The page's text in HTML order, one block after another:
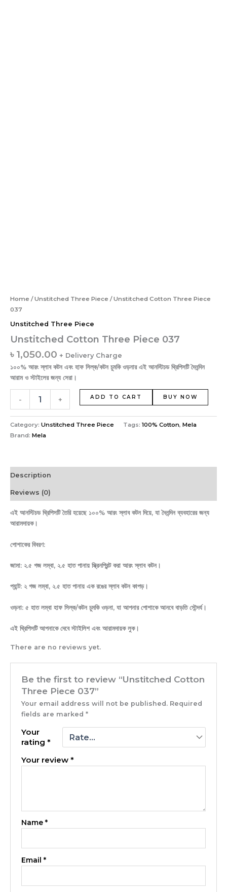
Home /Unstitched Three Piece / Unstitched Cotton Three Piece
037
Unstitched Three Piece
Unstitched Cotton Three Piece 037
৳ 1,050.00 + Delivery Charge
১০০% আরং স্লাব কটন এবং হাফ সিল্ক/কটন চুমকি ওড়নার এই আনস্টিচড থ্রিপিসটি দৈনন্দিন
আরাম ও স্টাইলের জন্য সেরা।
- + ADD TO CART BUY NOW
Category: Unstitched Three Piece Tags: 100% Cotton, Mela
Brand: Mela
Description
Reviews (0)
এই আনস্টিচড থ্রিপিসটি তৈরি হয়েছে ১০০% আরং স্লাব কটন দিয়ে, যা দৈনন্দিন ব্যবহারের জন্য
আরামদায়ক।
পোশাকের বিবরণ:
জামা: ২.৫ গজ লম্বা, ২.৫ হাত পানায় স্ক্রিনপ্রিন্ট করা আরং স্লাব কটন।
প্যান্ট: ২ গজ লম্বা, ২.৫ হাত পানায় এক রঙের স্লাব কটন কাপড়।
ওড়না: ৫ হাত লম্বা হাফ সিল্ক/কটন চুমকি ওড়না, যা আপনার পোশাকে আনবে বাড়তি সৌন্দর্য।
এই থ্রিপিসটি আপনাকে দেবে স্টাইলিশ এবং আরামদায়ক লুক।
There are no reviews yet.
Be the first to review “Unstitched Cotton
Three Piece 037”
Your email address will not be published. Required
fields are marked*
Your
rating*
Your review*
Name*
Email*